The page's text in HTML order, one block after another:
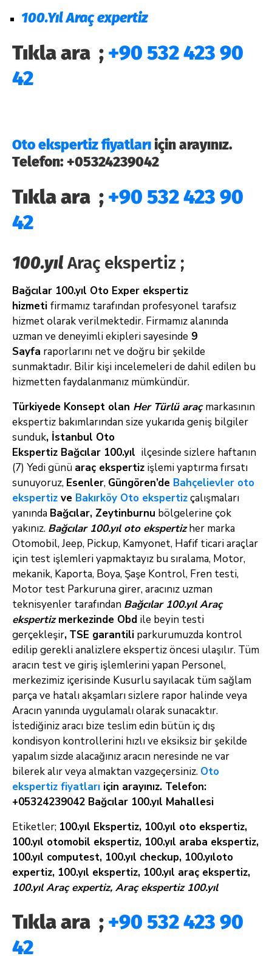
100.Yıl Araç expertiz
Tıkla ara ; +90 532 423 90
42
Oto ekspertiz fiyatlarıiçin arayınız.
Telefon: +05324239042
Tıkla ara ; +90 532 423 90
42
100.yıl Araç ekspertiz ;
Bağcılar 100.yıl Oto Exper ekspertiz
hizmeti firmamız tarafından profesyonel tarafsız
hizmet olarak verilmektedir. Firmamız alanında
uzman ve deneyimli ekipleri sayesinde 9
Sayfa raporlarını net ve doğru bir şekilde
sunmaktadır. Bilir kişi incelemeleri de dahil edilen bu
hizmetten faydalanmanız mümkündür.
Türkiyede Konsept olan Her Türlü araç markasının
ekspertiz bakımlarından size yukarıda geniş bilgiler
sunduk, İstanbul Oto
Ekspertiz Bağcılar 100.yıl ilçesinde sizlere haftanın
(7) Yedi günü araç ekspertiz işlemi yaptırma fırsatı
sunuyoruz, Esenler, Güngören’de Bahçelievler oto
ekspertiz ve Bakırköy Oto ekspertizçalışmaları
yanında Bağcılar, Zeytinburnu bölgelerine çok
yakınız. Bağcılar 100.yıl oto ekspertizher marka
Otomobil, Jeep, Pickup, Kamyonet, Hafif ticari araçlar
için test işlemleri yapmaktayız bu sıralama, Motor,
mekanik, Kaporta, Boya, Şaşe Kontrol, Fren testi,
Motor test Parkuruna girer, aracınız uzman
teknisyenler tarafından Bağcılar 100.yılAraç
ekspertizmerkezinde Obd ile beyin testi
gerçekleşir, TSE garantili parkurumuzda kontrol
edilip gerekli analizlere ekspertiz öncesi ulaşılır. Tüm
aracın test ve giriş işlemlerini yapan Personel,
merkezimiz içerisinde Kusurlu sayılacak tüm sağlam
parça ve hatalı akşamları sizlere rapor halinde veya
Aracın yanında uygulamalı olarak sunacaktır.
İstediğiniz aracı bize teslim edin bütün iç dış
kondisyon kontrollerini hızlı ve eksiksiz bir şekilde
yapalım sizde alacağınız aracın neresinde ne var
bilerek alır veya almaktan vazgeçersiniz. Oto
ekspertiz fiyatları için arayınız. Telefon:
+05324239042 Bağcılar 100.yıl Mahallesi
Etiketler; 100.yıl Ekspertiz, 100.yıl oto ekspertiz,
100.yıl otomobil ekspertiz, 100.yıl araba ekspertiz,
100.yıl computest, 100.yıl checkup, 100.yıloto
expertiz, 100.yıl ekspertiz, 100.yıl araç ekspertiz,
100.yıl Araç expertiz, Araç ekspertiz 100.yıl
Tıkla ara ; +90 532 423 90
42